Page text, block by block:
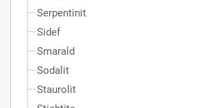
Serpentinit
Sidef
Smarald
Sodalit
Staurolit